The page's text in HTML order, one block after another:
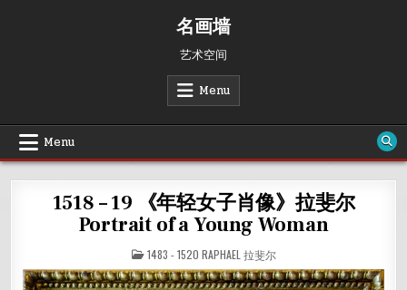
名画墙
艺术空间
Menu
Menu
1518 – 19 《年轻女子肖像》拉斐尔
Portrait of a Young Woman
POSTED
IN
1483 - 1520 RAPHAEL 拉斐尔